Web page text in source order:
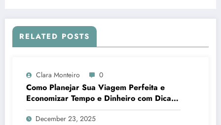
RELATED POSTS
Clara Monteiro 0
Como Planejar Sua Viagem Perfeita e
Economizar Tempo e Dinheiro com Dicas
Práticas de Planejamento de Viagem
December 23, 2025